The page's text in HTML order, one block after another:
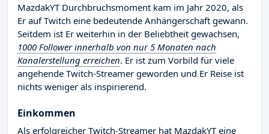
MazdakYT Durchbruchsmoment kam im Jahr 2020, als
Er auf Twitch eine bedeutende Anhängerschaft gewann.
Seitdem ist Er weiterhin in der Beliebtheit gewachsen,
1000 Follower innerhalb von nur 5 Monaten nach
Kanalerstellung erreichen. Er ist zum Vorbild für viele
angehende Twitch-Streamer geworden und Er Reise ist
nichts weniger als inspirierend.
Einkommen
Als erfolgreicher Twitch-Streamer hat MazdakYT eine